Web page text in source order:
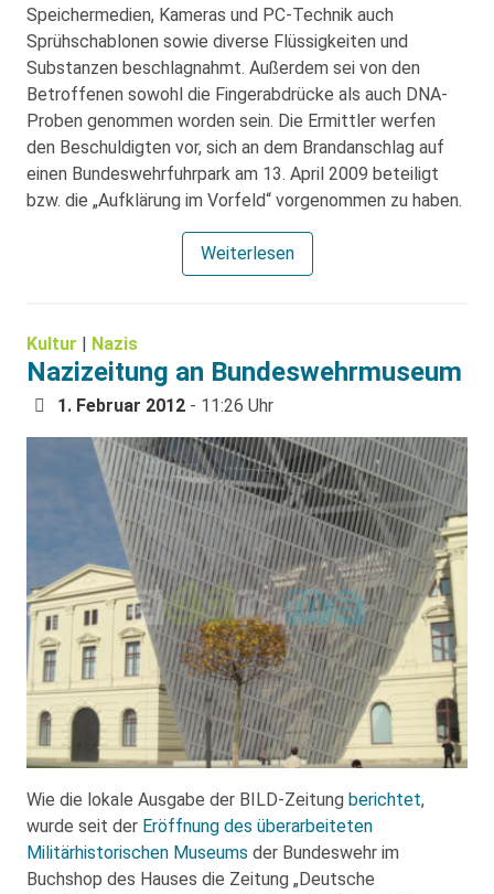
Speichermedien, Kameras und PC-Technik auch
Sprühschablonen sowie diverse Flüssigkeiten und
Substanzen beschlagnahmt. Außerdem sei von den
Betroffenen sowohl die Fingerabdrücke als auch DNA-
Proben genommen worden sein. Die Ermittler werfen
den Beschuldigten vor, sich an dem Brandanschlag auf
einen Bundeswehrfuhrpark am 13. April 2009 beteiligt
bzw. die „Aufklärung im Vorfeld“ vorgenommen zu haben.
Weiterlesen
Kultur | Nazis
Nazizeitung an Bundeswehrmuseum
1. Februar 2012 - 11:26 Uhr
Wie die lokale Ausgabe der BILD-Zeitung berichtet,
wurde seit der Eröffnung des überarbeiteten
Militärhistorischen Museums der Bundeswehr im
Buchshop des Hauses die Zeitung „Deutsche